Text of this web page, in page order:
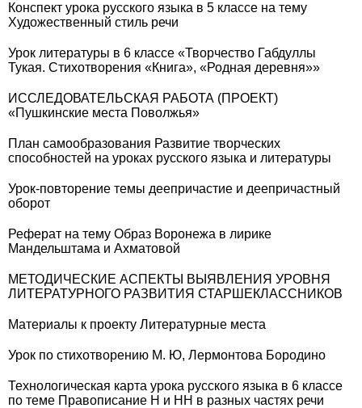
Конспект урока русского языка в 5 классе на тему
Художественный стиль речи
Урок литературы в 6 классе «Творчество Габдуллы
Тукая. Стихотворения «Книга», «Родная деревня»»
ИССЛЕДОВАТЕЛЬСКАЯ РАБОТА (ПРОЕКТ)
«Пушкинские места Поволжья»
План самообразования Развитие творческих
способностей на уроках русского языка и литературы
Урок-повторение темы деепричастие и деепричастный
оборот
Реферат на тему Образ Воронежа в лирике
Мандельштама и Ахматовой
МЕТОДИЧЕСКИЕ АСПЕКТЫ ВЫЯВЛЕНИЯ УРОВНЯ
ЛИТЕРАТУРНОГО РАЗВИТИЯ СТАРШЕКЛАССНИКОВ
Материалы к проекту Литературные места
Урок по стихотворению М. Ю, Лермонтова Бородино
Технологическая карта урока русского языка в 6 классе
по теме Правописание Н и НН в разных частях речи